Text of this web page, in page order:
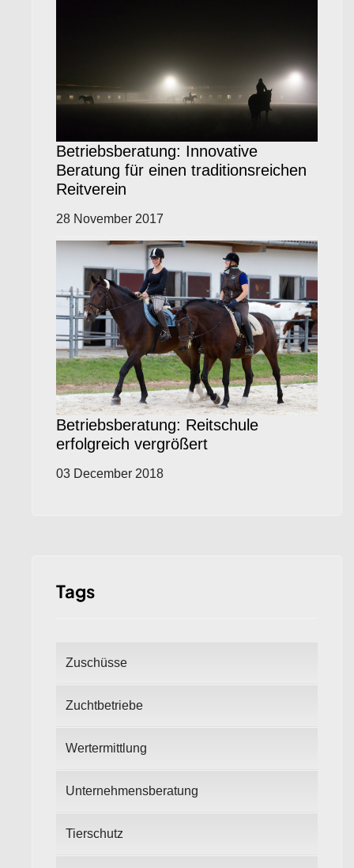
Betriebsberatung: Innovative
Beratung für einen traditionsreichen
Reitverein
28 November 2017
Betriebsberatung: Reitschule
erfolgreich vergrößert
03 December 2018
Tags
Zuschüsse
Zuchtbetriebe
Wertermittlung
Unternehmensberatung
Tierschutz